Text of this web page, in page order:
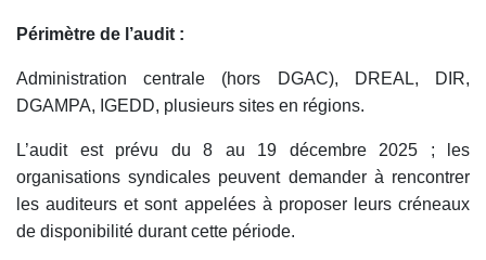
Périmètre de l’audit :
Administration centrale (hors DGAC), DREAL, DIR,
DGAMPA, IGEDD, plusieurs sites en régions.
L’audit est prévu du 8 au 19 décembre 2025 ; les
organisations syndicales peuvent demander à rencontrer
les auditeurs et sont appelées à proposer leurs créneaux
de disponibilité durant cette période.